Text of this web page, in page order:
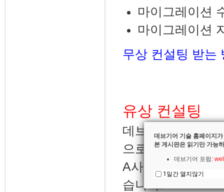
마이그레이션
마이그레이션
무상 컨설팅 받는
유상 컨설팅
데브기어 마이그
으로 마이그레이
A사는 4개월로
습니다.
데브기어 기술 홈페이지
본 게시판은 읽기만 가능
데브기어 포럼:
1일간 열지않기